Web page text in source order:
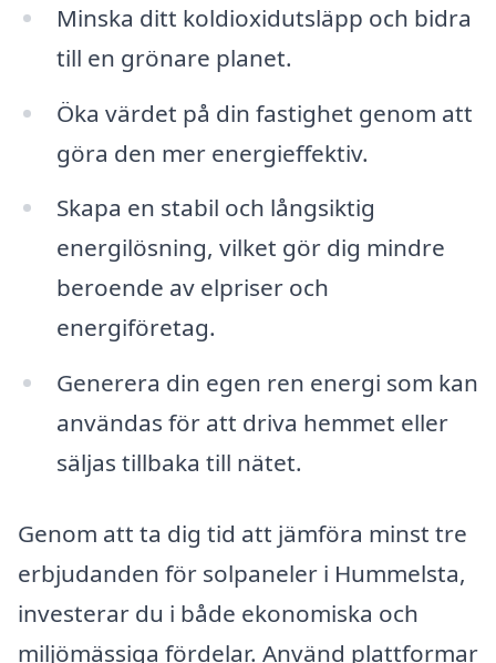
Minska ditt koldioxidutsläpp och bidra
till en grönare planet.
Öka värdet på din fastighet genom att
göra den mer energieffektiv.
Skapa en stabil och långsiktig
energilösning, vilket gör dig mindre
beroende av elpriser och
energiföretag.
Generera din egen ren energi som kan
användas för att driva hemmet eller
säljas tillbaka till nätet.
Genom att ta dig tid att jämföra minst tre
erbjudanden för solpaneler i Hummelsta,
investerar du i både ekonomiska och
miljömässiga fördelar. Använd plattformar